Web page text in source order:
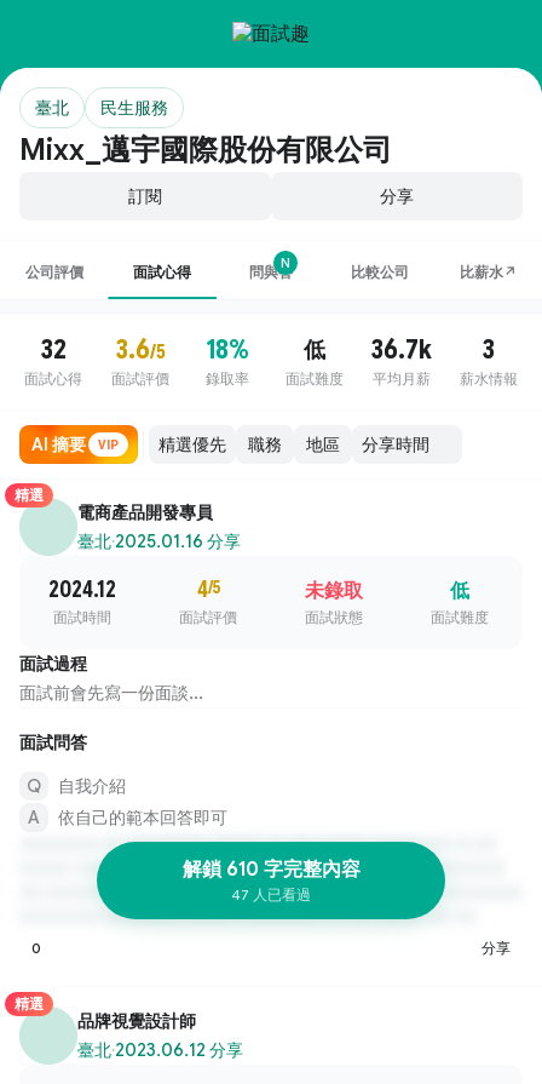
Mixx_邁宇國際股份有限公司
臺北 民生服務
訂閱 分享
公司評價 面試心得 問與答
N
比較公司 比薪水↗
32
面試心得
3.6/5
面試評價
18%
錄取率
低
面試難度
36.7k
平均月薪
3
薪水情報
AI 摘要 VIP 職務 地區
精選
電商產品開發專員
臺北·2025.01.16 分享
2024.12
面試時間
4/5
面試評價
未錄取
面試狀態
低
面試難度
面試過程
面試前會先寫一份面談...
面試問答
自我介紹
依自己的範本回答即可
解鎖 610 字完整內容
47 人已看過
0 分享
精選
品牌視覺設計師
臺北·2023.06.12 分享